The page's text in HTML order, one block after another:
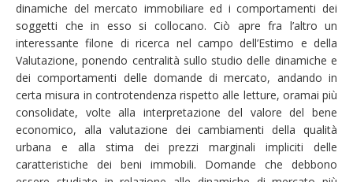
dinamiche del mercato immobiliare ed i comportamenti dei
soggetti che in esso si collocano. Ciò apre fra l’altro un
interessante filone di ricerca nel campo dell’Estimo e della
Valutazione, ponendo centralità sullo studio delle dinamiche e
dei comportamenti delle domande di mercato, andando in
certa misura in controtendenza rispetto alle letture, oramai più
consolidate, volte alla interpretazione del valore del bene
economico, alla valutazione dei cambiamenti della qualità
urbana e alla stima dei prezzi marginali impliciti delle
caratteristiche dei beni immobili. Domande che debbono